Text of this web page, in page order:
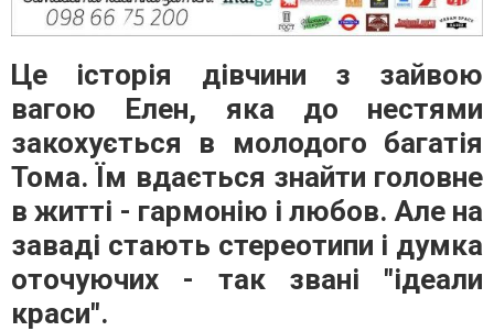
Це історія дівчини з зайвою
вагою Елен, яка до нестями
закохується в молодого багатія
Тома. Їм вдається знайти головне
в житті - гармонію і любов. Але на
заваді стають стереотипи і думка
оточуючих - так звані "ідеали
краси".